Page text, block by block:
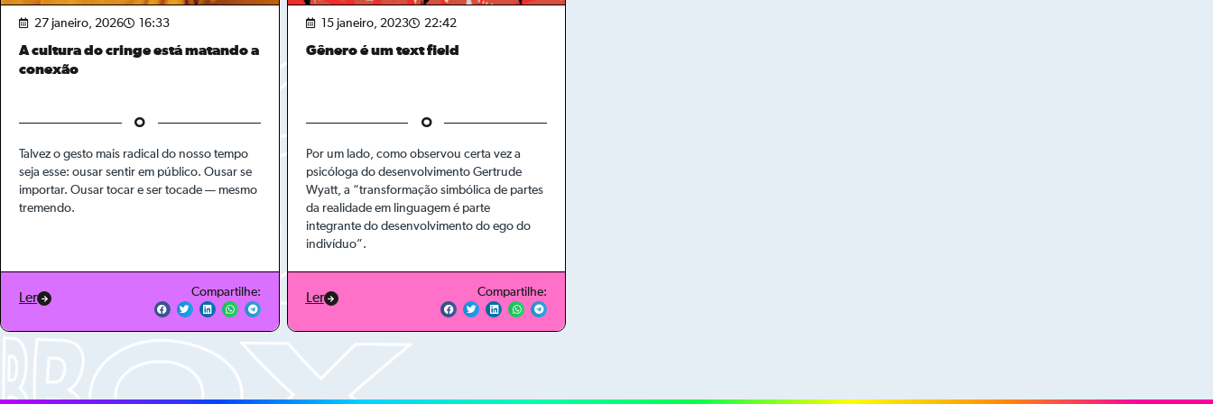
27 janeiro, 2026 16:33
A cultura do cringe está matando a
conexão
Talvez o gesto mais radical do nosso tempo
seja esse: ousar sentir em público. Ousar se
importar. Ousar tocar e ser tocade — mesmo
tremendo.
Ler Compartilhe:
15 janeiro, 2023 22:42
Gênero é um text field
Por um lado, como observou certa vez a
psicóloga do desenvolvimento Gertrude
Wyatt, a “transformação simbólica de partes
da realidade em linguagem é parte
integrante do desenvolvimento do ego do
indivíduo”.
Ler Compartilhe: